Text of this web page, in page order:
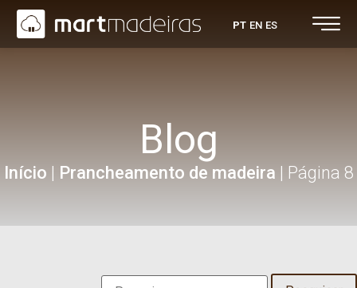
PT EN ES
Blog
Início | Prancheamento de madeira | Página 8